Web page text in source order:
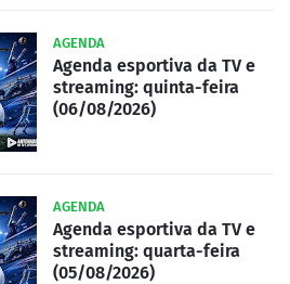
AGENDA
Agenda esportiva da TV e
streaming: quinta-feira
(06/08/2026)
AGENDA
Agenda esportiva da TV e
streaming: quarta-feira
(05/08/2026)